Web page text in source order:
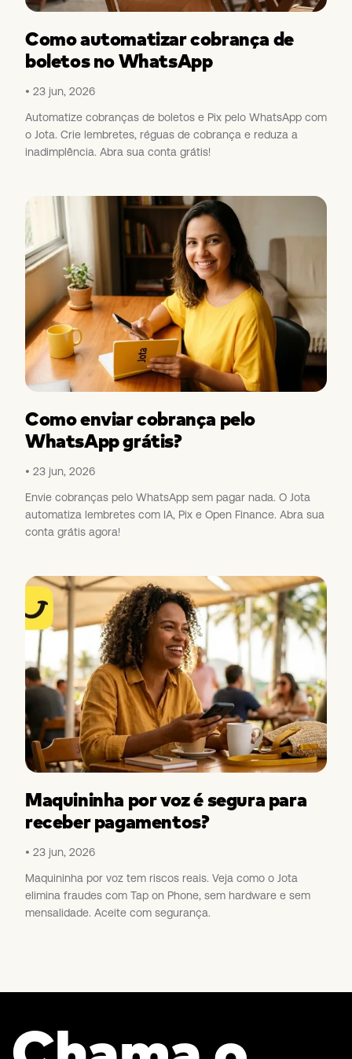
Como automatizar cobrança de
boletos no WhatsApp
23 jun, 2026
Automatize cobranças de boletos e Pix pelo WhatsApp com
o Jota. Crie lembretes, réguas de cobrança e reduza a
inadimplência. Abra sua conta grátis!
Como enviar cobrança pelo
WhatsApp grátis?
23 jun, 2026
Envie cobranças pelo WhatsApp sem pagar nada. O Jota
automatiza lembretes com IA, Pix e Open Finance. Abra sua
conta grátis agora!
Maquininha por voz é segura para
receber pagamentos?
23 jun, 2026
Maquininha por voz tem riscos reais. Veja como o Jota
elimina fraudes com Tap on Phone, sem hardware e sem
mensalidade. Aceite com segurança.